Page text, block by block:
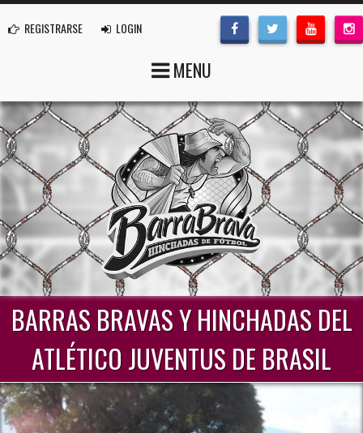
REGISTRARSE LOGIN
MENU
BARRAS BRAVAS Y HINCHADAS DEL
ATLÉTICO JUVENTUS DE BRASIL